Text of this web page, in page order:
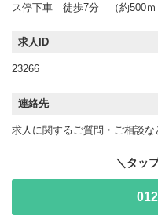
ス停下車 徒歩7分 （約500ｍ
求人ID
23266
連絡先
求人に関するご質問・ご相談な